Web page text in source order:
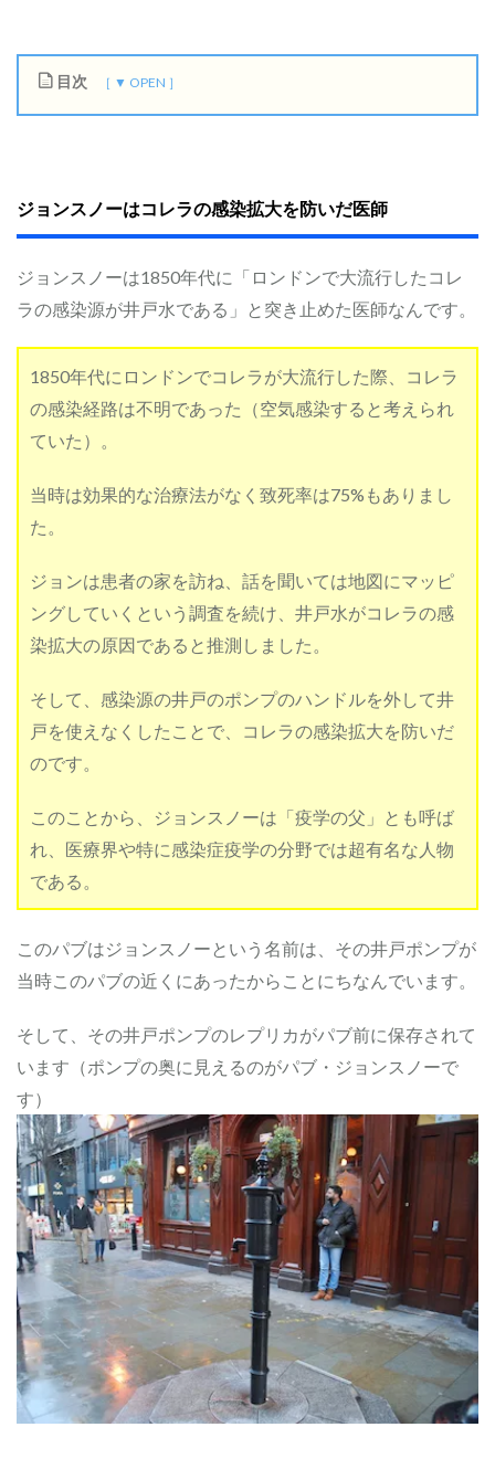
目次
1
ノ
ー
コ
ラ
感
染
大
を
防
だ
師
昔
の
級
の
名
が
て
い
伝
統
な
ブ
ま
と
ジョンスノーはコレラの感染拡大を防いだ医師
ジョンスノーは1850年代に「ロンドンで大流行したコレ
ラの感染源が井戸水である」と突き止めた医師なんです。
1850年代にロンドンでコレラが大流行した際、コレラ
の感染経路は不明であった（空気感染すると考えられ
ていた）。
当時は効果的な治療法がなく致死率は75%もありまし
た。
ジョンは患者の家を訪ね、話を聞いては地図にマッピ
ングしていくという調査を続け、井戸水がコレラの感
染拡大の原因であると推測しました。
そして、感染源の井戸のポンプのハンドルを外して井
戸を使えなくしたことで、コレラの感染拡大を防いだ
のです。
このことから、ジョンスノーは「疫学の父」とも呼ば
れ、医療界や特に感染症疫学の分野では超有名な人物
である。
このパブはジョンスノーという名前は、その井戸ポンプが
当時このパブの近くにあったからことにちなんでいます。
そして、その井戸ポンプのレプリカがパブ前に保存されて
います（ポンプの奥に見えるのがパブ・ジョンスノーで
す）